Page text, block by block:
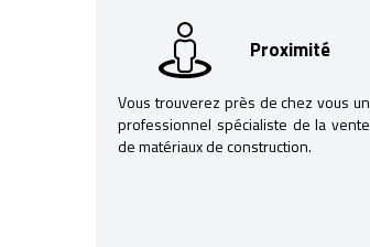
Proximité
Vous trouverez près de chez vous un
professionnel spécialiste de la vente
de matériaux de construction.